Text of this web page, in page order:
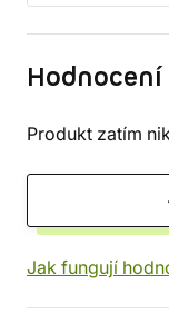
Hodnocení
Produkt zatím
Jak fungují